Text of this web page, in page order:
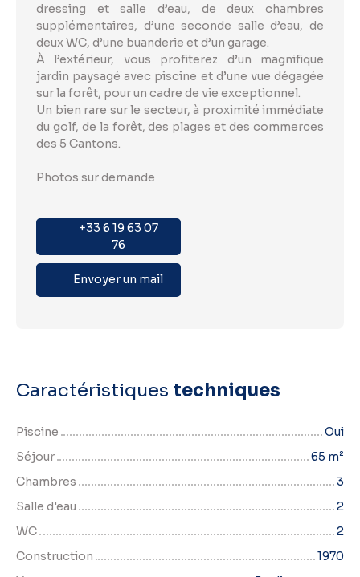
dressing et salle d’eau, de deux chambres
supplémentaires, d’une seconde salle d’eau, de
deux WC, d’une buanderie et d’un garage.
À l’extérieur, vous profiterez d’un magnifique
jardin paysagé avec piscine et d’une vue dégagée
sur la forêt, pour un cadre de vie exceptionnel.
Un bien rare sur le secteur, à proximité immédiate
du golf, de la forêt, des plages et des commerces
des 5 Cantons.
Photos sur demande
+33 6 19 63 07
76
Envoyer un mail
Caractéristiques techniques
Piscine
Oui
Séjour
65 m²
Chambres
3
Salle d'eau
2
WC
2
Construction
1970